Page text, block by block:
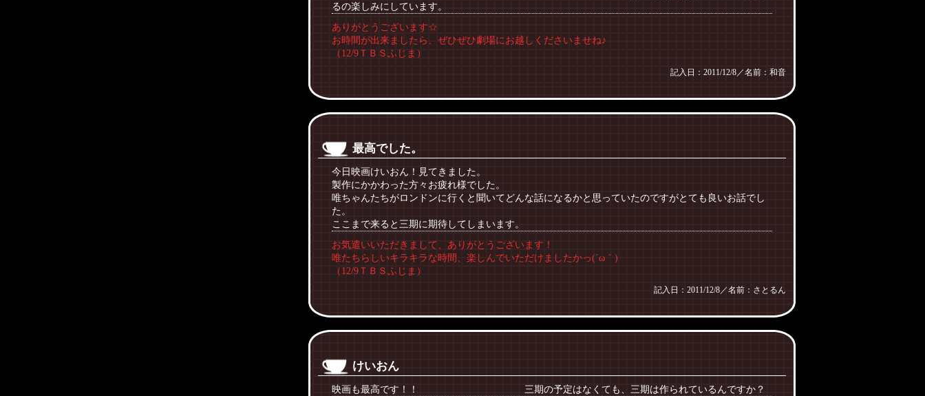
るの楽しみにしています。
ありがとうございます☆
お時間が出来ましたら、ぜひぜひ劇場にお越しくださいませね♪
（12/9ＴＢＳふじま）
記入日：2011/12/8／名前：和音
最高でした。
今日映画けいおん！見てきました。
製作にかかわった方々お疲れ様でした。
唯ちゃんたちがロンドンに行くと聞いてどんな話になるかと思っていたのですがとても良いお話でし
た。
ここまで来ると三期に期待してしまいます。
お気遣いいただきまして、ありがとうございます！
唯たちらしいキラキラな時間、楽しんでいただけましたかっ(´ω｀)
（12/9ＴＢＳふじま）
記入日：2011/12/8／名前：さとるん
けいおん
映画も最高です！！ 三期の予定はなくても、三期は作られているんですか？